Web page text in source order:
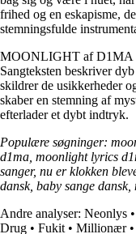
frihed og en eskapisme,
stemningsfulde
MOONLIGHT af D1MA
Sangteksten beskriver
skildrer de usikkerheder
skaber en stemning af
efterlader et dybt indtryk.
Populære søgninger:
d1ma, moonlight lyrics
sanger, nu er klokken
dansk, baby sange
Andre analyser: Neonlys •
Drug • Fukit • Millionær•